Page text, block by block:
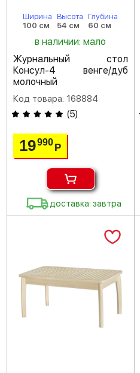
Ширина
100 см
Высота
54 см
Глубина
60 см
в наличии: мало
Журнальный стол
Консул-4 венге/дуб
молочный
Код товара: 168884
(5)
19990Р
доставка: завтра